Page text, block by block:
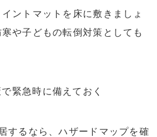
ントマットを床に敷きましょ
や子どもの転倒対策としても
緊急時に備えておく
するなら、ハザードマップを確